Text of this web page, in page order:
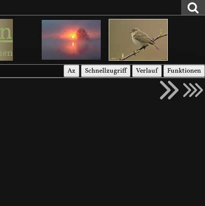
Az Schnellzugriff Verlauf Funktionen